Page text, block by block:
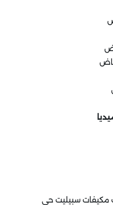
مكيفات سبيليت حي